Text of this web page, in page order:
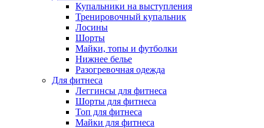
Купальники на выступления
Тренировочный купальник
Лосины
Шорты
Майки, топы и футболки
Нижнее белье
Разогревочная одежда
Для фитнеса
Леггинсы для фитнеса
Шорты для фитнеса
Топ для фитнеса
Майки для фитнеса